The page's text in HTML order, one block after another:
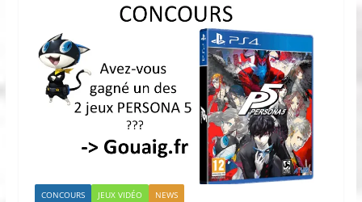
CONCOURS JEUX VIDÉO NEWS